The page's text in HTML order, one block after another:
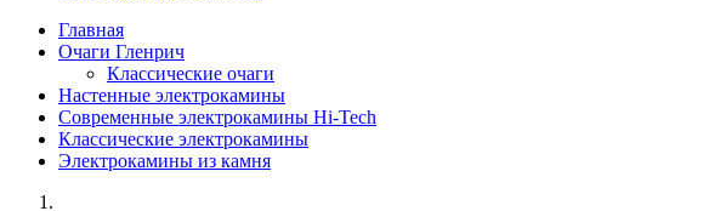
Главная
Очаги Гленрич
Классические очаги
Настенные электрокамины
Современные электрокамины Hi-Tech
Классические электрокамины
Электрокамины из камня